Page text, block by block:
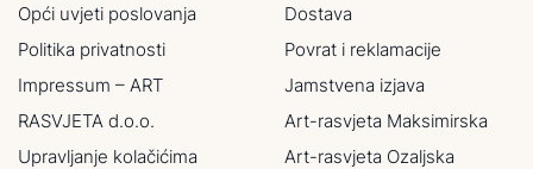
Opći uvjeti poslovanja
Politika privatnosti
Impressum – ART
RASVJETA d.o.o.
Upravljanje kolačićima
Dostava
Povrat i reklamacije
Jamstvena izjava
Art-rasvjeta Maksimirska
Art-rasvjeta Ozaljska